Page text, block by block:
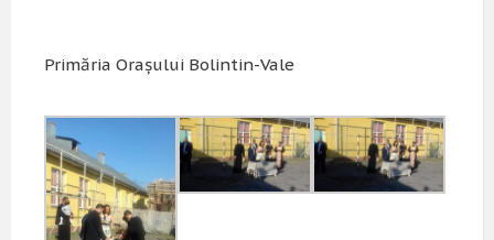
Primăria Orașului Bolintin-Vale